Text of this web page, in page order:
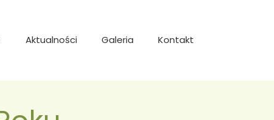
Aktualności Galeria Kontakt